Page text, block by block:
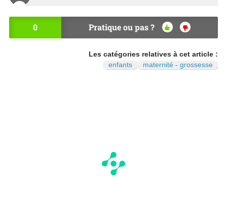
0 Pratique ou pas ?
OU
NO
N
Les catégories relatives à cet article :
enfants
maternité - grossesse